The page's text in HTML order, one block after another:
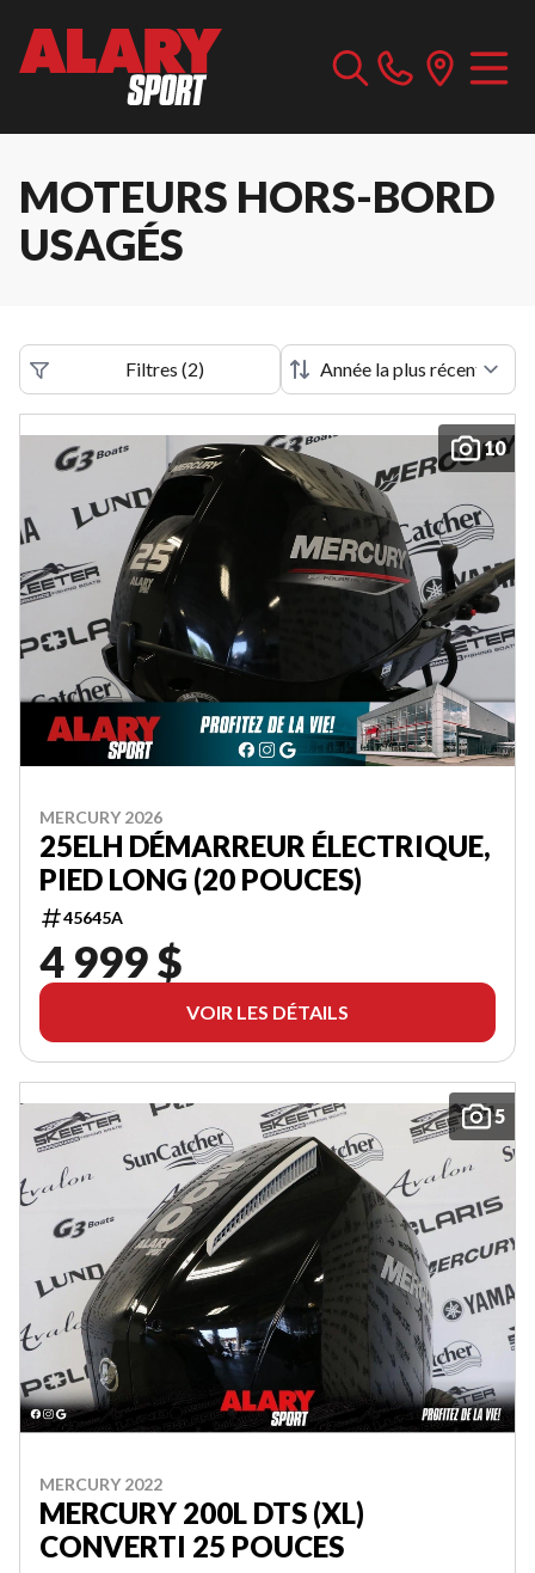
MOTEURS HORS-BORD
USAGÉS
Filtres (2)
10
MERCURY 2026
25ELH DÉMARREUR ÉLECTRIQUE,
PIED LONG (20 POUCES)
45645A
4 999 $
VOIR LES DÉTAILS
5
MERCURY 2022
MERCURY 200L DTS (XL)
CONVERTI 25 POUCES